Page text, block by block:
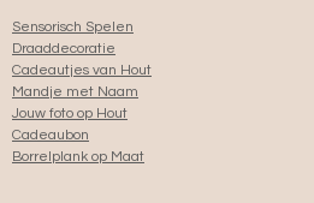
Sensorisch Spelen
Draaddecoratie
Cadeautjes van Hout
Mandje met Naam
Jouw foto op Hout
Cadeaubon
Borrelplank op Maat